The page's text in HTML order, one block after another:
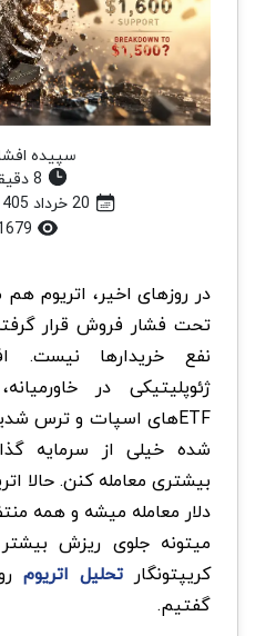
سپیده
در روزهای اخیر، اتریوم هم
تحت فشار فروش قرار
نفع خریدارها
ژئوپلیتیکی در
ETFهای اسپات و ترس
شده خیلی از سرمایه
دلار معامله میشه و همه
میتونه جلوی ریزش
کریپتونگارتحلیل اتریوم
گفتیم.